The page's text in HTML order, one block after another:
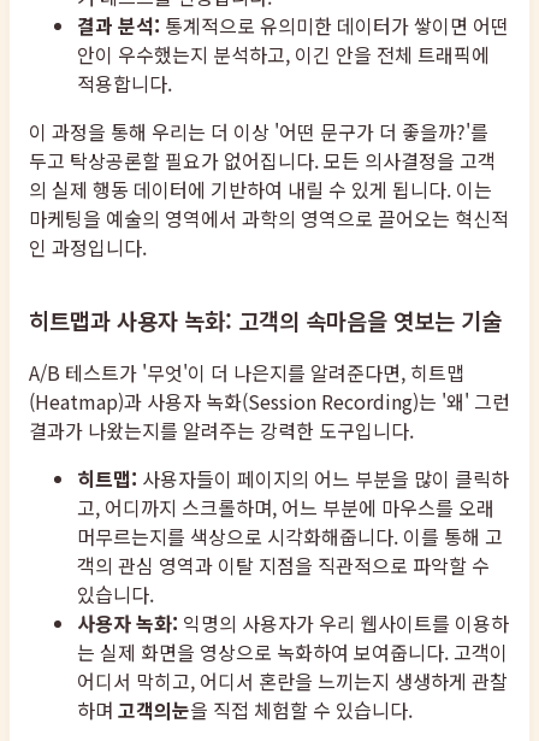
결과 분석: 통계적으로 유의미한 데이터가 쌓이면 어떤
안이 우수했는지 분석하고, 이긴 안을 전체 트래픽에
적용합니다.
이 과정을 통해 우리는 더 이상 '어떤 문구가 더 좋을까?'를
두고 탁상공론할 필요가 없어집니다. 모든 의사결정을 고객
의 실제 행동 데이터에 기반하여 내릴 수 있게 됩니다. 이는
마케팅을 예술의 영역에서 과학의 영역으로 끌어오는 혁신적
인 과정입니다.
히트맵과 사용자 녹화: 고객의 속마음을 엿보는 기술
A/B 테스트가 '무엇'이 더 나은지를 알려준다면, 히트맵
(Heatmap)과 사용자 녹화(Session Recording)는 '왜' 그런
결과가 나왔는지를 알려주는 강력한 도구입니다.
히트맵: 사용자들이 페이지의 어느 부분을 많이 클릭하
고, 어디까지 스크롤하며, 어느 부분에 마우스를 오래
머무르는지를 색상으로 시각화해줍니다. 이를 통해 고
객의 관심 영역과 이탈 지점을 직관적으로 파악할 수
있습니다.
사용자 녹화: 익명의 사용자가 우리 웹사이트를 이용하
는 실제 화면을 영상으로 녹화하여 보여줍니다. 고객이
어디서 막히고, 어디서 혼란을 느끼는지 생생하게 관찰
하며 고객의눈을 직접 체험할 수 있습니다.